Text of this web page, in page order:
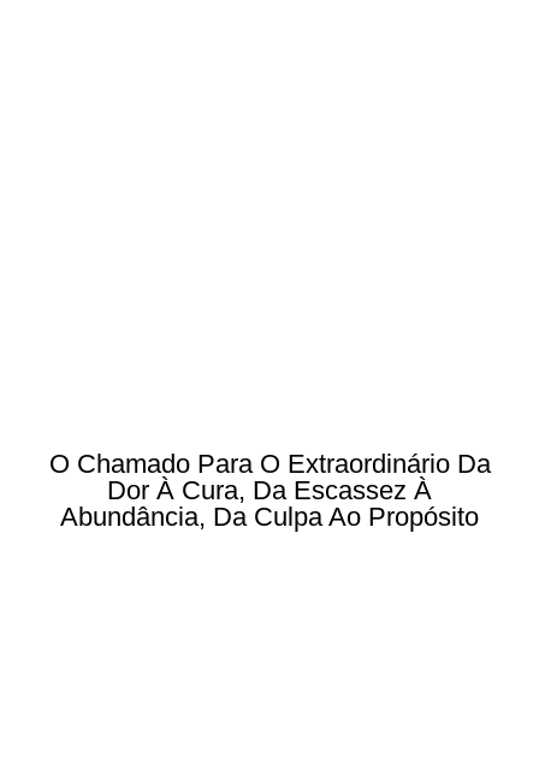
O Chamado Para O Extraordinário Da
Dor À Cura, Da Escassez À
Abundância, Da Culpa Ao Propósito